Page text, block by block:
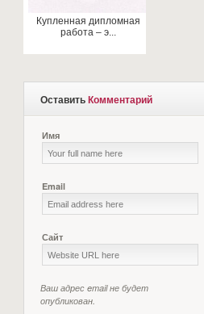
Купленная дипломная
работа – э...
ОставитьКомментарий
Имя
Email
Сайт
Ваш адрес email не будет
опубликован.